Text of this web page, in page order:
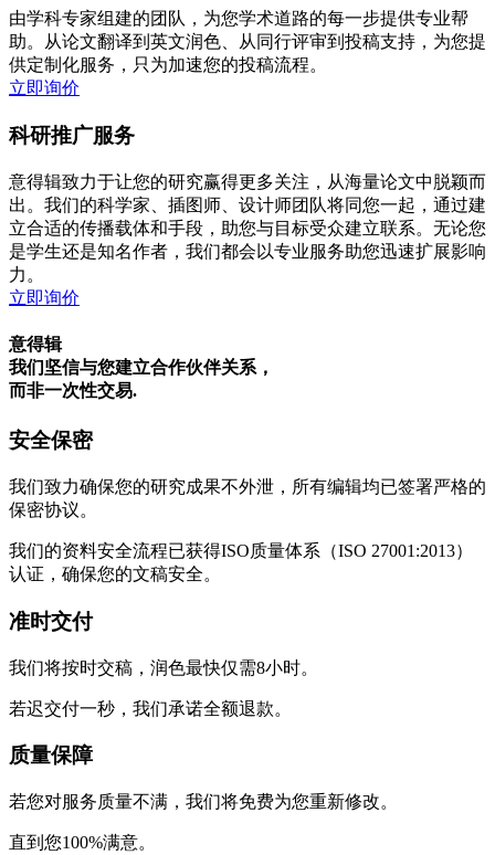
由学科专家组建的团队，为您学术道路的每一步提供专业帮
助。从论文翻译到英文润色、从同行评审到投稿支持，为您提
供定制化服务，只为加速您的投稿流程。
立即询价
科研推广服务
意得辑致力于让您的研究赢得更多关注，从海量论文中脱颖而
出。我们的科学家、插图师、设计师团队将同您一起，通过建
立合适的传播载体和手段，助您与目标受众建立联系。无论您
是学生还是知名作者，我们都会以专业服务助您迅速扩展影响
力。
立即询价
意得辑
我们坚信与您建立合作伙伴关系，
而非一次性交易.
安全保密
我们致力确保您的研究成果不外泄，所有编辑均已签署严格的
保密协议。
我们的资料安全流程已获得ISO质量体系（ISO 27001:2013）
认证，确保您的文稿安全。
准时交付
我们将按时交稿，润色最快仅需8小时。
若迟交付一秒，我们承诺全额退款。
质量保障
若您对服务质量不满，我们将免费为您重新修改。
直到您100%满意。